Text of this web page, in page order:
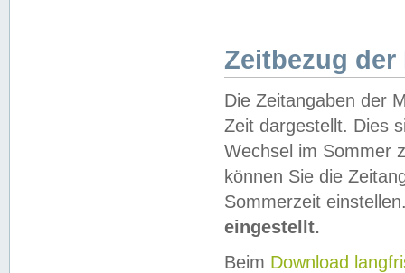
Zeitbezug der
Die Zeitangaben der
Zeit dargestellt. Dies
Wechsel im Sommer
können Sie die
Sommerzeit
eingestellt.
Beim Download